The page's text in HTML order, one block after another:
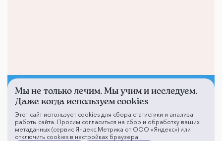
Не смогли записаться к
врачу?
Мы не только лечим. Мы учим и исследуем.
Даже когда используем cookies
Этот сайт использует cookies для сбора статистики и анализа
работы сайта. Просим согласиться на сбор и обработку ваших
метаданных (сервис Яндекс.Метрика от ООО «Яндекс») или
отключить cookies в настройках браузера.